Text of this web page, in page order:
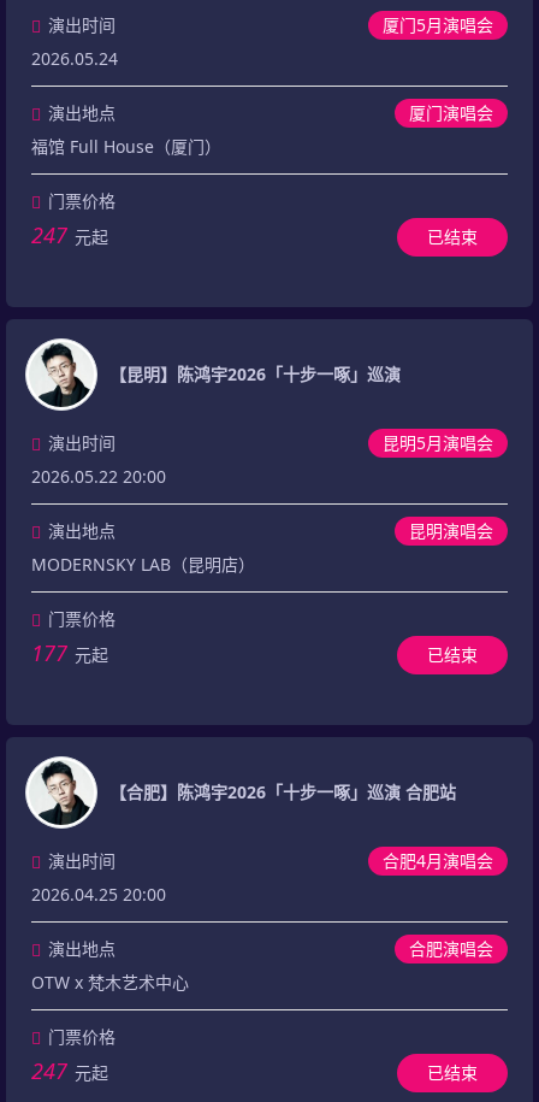
厦门5月演唱会
演出时间
2026.05.24
演出地点
厦门演唱会
福馆 Full House（厦门）
门票价格
247 元起 已结束
【昆明】陈鸿宇2026「十步一啄」巡演
昆明5月演唱会
演出时间
2026.05.22 20:00
演出地点
昆明演唱会
MODERNSKY LAB（昆明店）
门票价格
177 元起 已结束
【合肥】陈鸿宇2026「十步一啄」巡演 合肥站
合肥4月演唱会
演出时间
2026.04.25 20:00
演出地点
合肥演唱会
OTW x 梵木艺术中心
门票价格
247 元起 已结束